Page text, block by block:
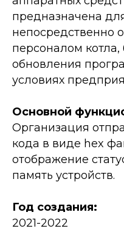
предназначена
непосредственно
персоналом котла,
обновления
условиях
Основной
Организация
кода в виде hex
отображение
память устройств.
Год создания:
2021-2022